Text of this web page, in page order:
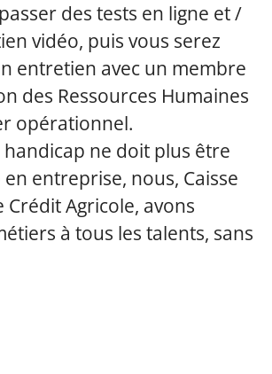
des tests en ligne et /
vidéo, puis vous serez
entretien avec un membre
des Ressources Humaines
opérationnel.
handicap ne doit plus être
entreprise, nous, Caisse
Crédit Agricole, avons
à tous les talents, sans